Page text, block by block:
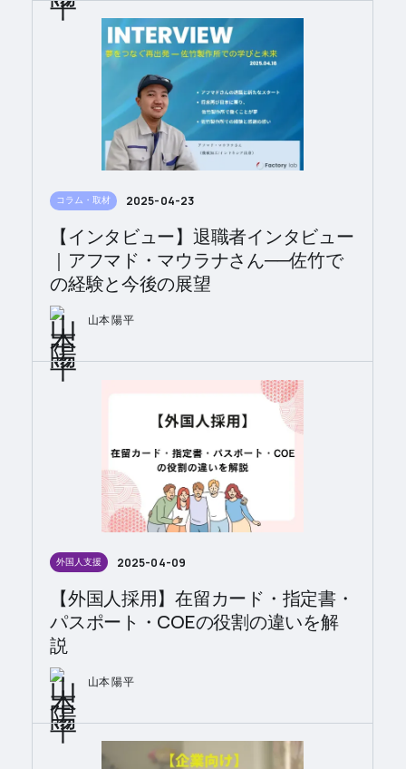
コラム・取材 2025-04-23
【インタビュー】退職者インタビュー
｜アフマド・マウラナさん──佐竹で
の経験と今後の展望
山本 陽平
外国人支援 2025-04-09
【外国人採用】在留カード・指定書・
パスポート・COEの役割の違いを解
説
山本 陽平